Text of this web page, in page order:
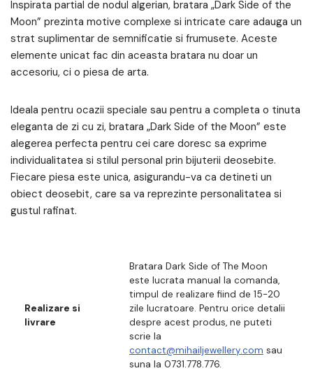
Inspirata partial de nodul algerian, bratara „Dark Side of the
Moon” prezinta motive complexe si intricate care adauga un
strat suplimentar de semnificatie si frumusete. Aceste
elemente unicat fac din aceasta bratara nu doar un
accesoriu, ci o piesa de arta.
Ideala pentru ocazii speciale sau pentru a completa o tinuta
eleganta de zi cu zi, bratara „Dark Side of the Moon” este
alegerea perfecta pentru cei care doresc sa exprime
individualitatea si stilul personal prin bijuterii deosebite.
Fiecare piesa este unica, asigurandu-va ca detineti un
obiect deosebit, care sa va reprezinte personalitatea si
gustul rafinat.
Realizare si
livrare
Bratara Dark Side of The Moon
este lucrata manual la comanda,
timpul de realizare fiind de 15-20
zile lucratoare. Pentru orice detalii
despre acest produs, ne puteti
scrie la
contact@mihailjewellery.com sau
suna la 0731.778.776.